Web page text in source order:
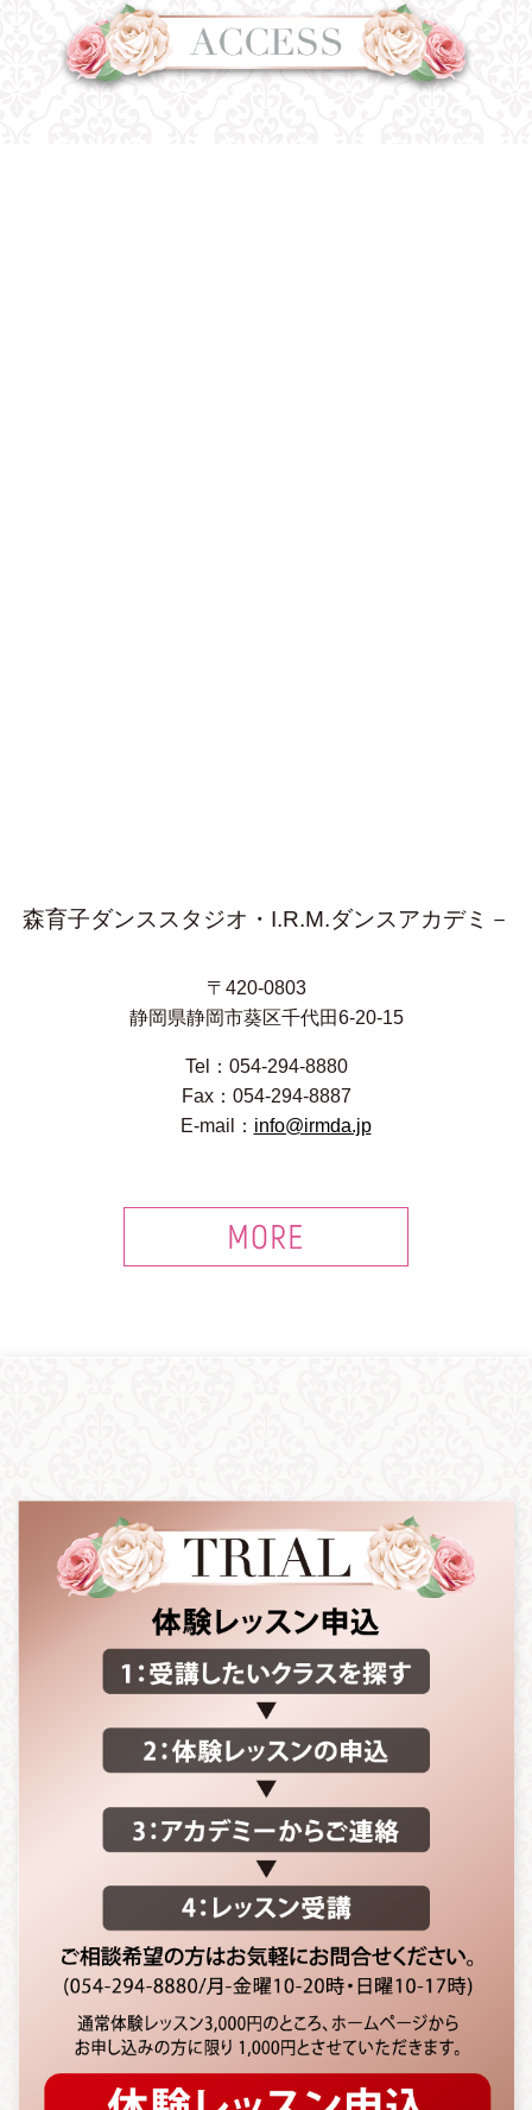
森育子ダンススタジオ・I.R.M.ダンスアカデミ－
〒420-0803
静岡県静岡市葵区千代田6-20-15
Tel：054-294-8880
Fax：054-294-8887
E-mail： info@irmda.jp